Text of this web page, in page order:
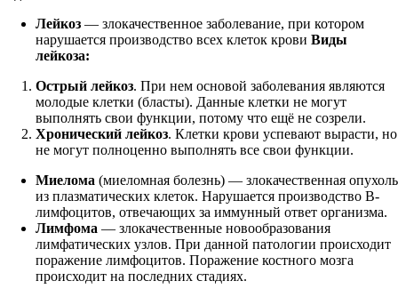
Лейкоз — злокачественное заболевание, при котором
нарушается производство всех клеток крови Виды
лейкоза:
Острый лейкоз. При нем основой заболевания являются
молодые клетки (бласты). Данные клетки не могут
выполнять свои функции, потому что ещё не созрели.
Хронический лейкоз. Клетки крови успевают вырасти, но
не могут полноценно выполнять все свои функции.
Миелома (миеломная болезнь) — злокачественная опухоль
из плазматических клеток. Нарушается производство В-
лимфоцитов, отвечающих за иммунный ответ организма.
Лимфома — злокачественные новообразования
лимфатических узлов. При данной патологии происходит
поражение лимфоцитов. Поражение костного мозга
происходит на последних стадиях.